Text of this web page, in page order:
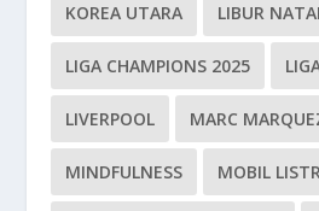
KOREA UTARA LIBUR
LIGA CHAMPIONS 2025
LIVERPOOL MARC
MINDFULNESS MOBIL